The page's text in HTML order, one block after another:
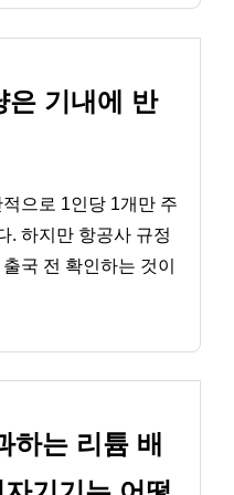
은 기내에 반
으로 1인당 1개만 주
. 하지만 항공사 규정
국 전 확인하는 것이
하는 리튬 배